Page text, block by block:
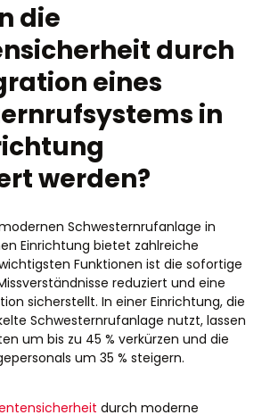
die
durch
eines
in
werden?
Schwesternrufanlage in
Einrichtung bietet zahlreiche
Funktionen ist die sofortige
reduziert und eine
sicherstellt. In einer Einrichtung, die
Schwesternrufanlage nutzt, lassen
um bis zu 45 % verkürzen und die
um 35 % steigern.
durch moderne